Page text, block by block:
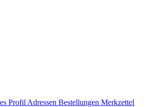
Profil Adressen Bestellungen Merkzettel